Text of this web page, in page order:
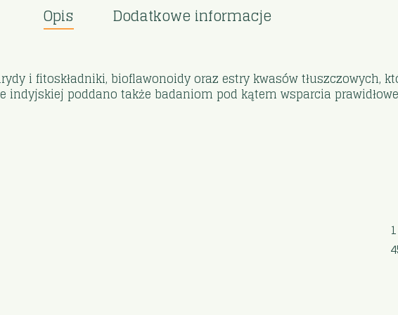
Opis Dodatkowe informacje
i fitoskładniki, bioflawonoidy oraz estry kwasów tłuszczowych,
poddano także badaniom pod kątem wsparcia